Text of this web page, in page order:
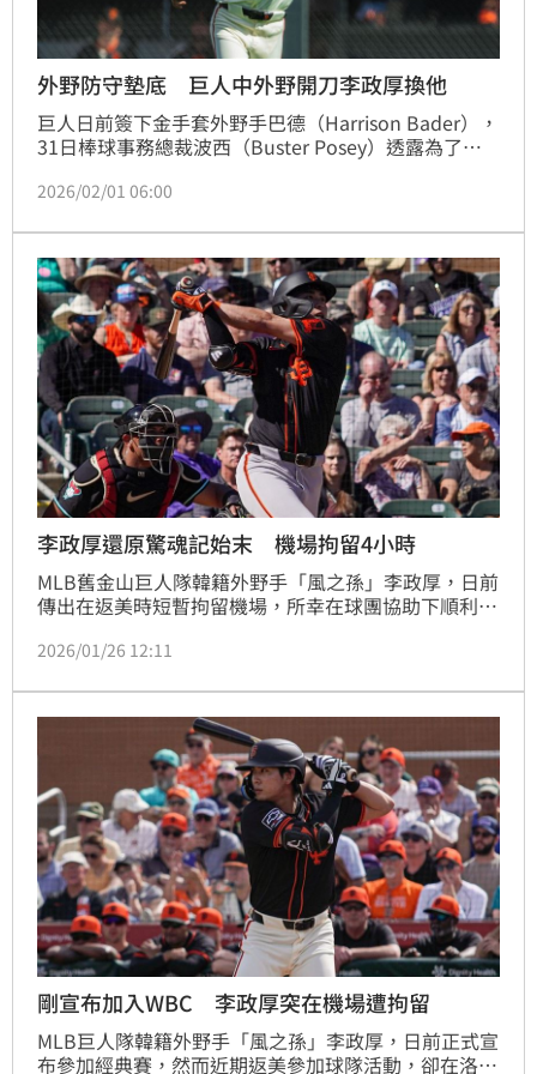
外野防守墊底 巨人中外野開刀李政厚換他
巨人日前簽下金手套外野手巴德（Harrison Bader），
31日棒球事務總裁波西（Buster Posey）透露為了配
外野，挑戰在大聯盟一場都沒有守過的右外野，希望能
2026/02/01 06:00
李政厚還原驚魂記始末 機場拘留4小時
MLB舊金山巨人隊韓籍外野手「風之孫」李政厚，日前
傳出在返美時短暫拘留機場，所幸在球團協助下順利獲
了4個小時，因為事發突然有些擔心，不過都順利解
2026/01/26 12:11
剛宣布加入WBC 李政厚突在機場遭拘留
MLB巨人隊韓籍外野手「風之孫」李政厚，日前正式宣
布參加經典賽，然而近期返美參加球隊活動，卻在洛杉